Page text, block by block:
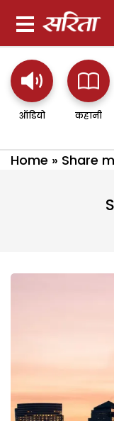
ऑडियो कहानी
Home » Share